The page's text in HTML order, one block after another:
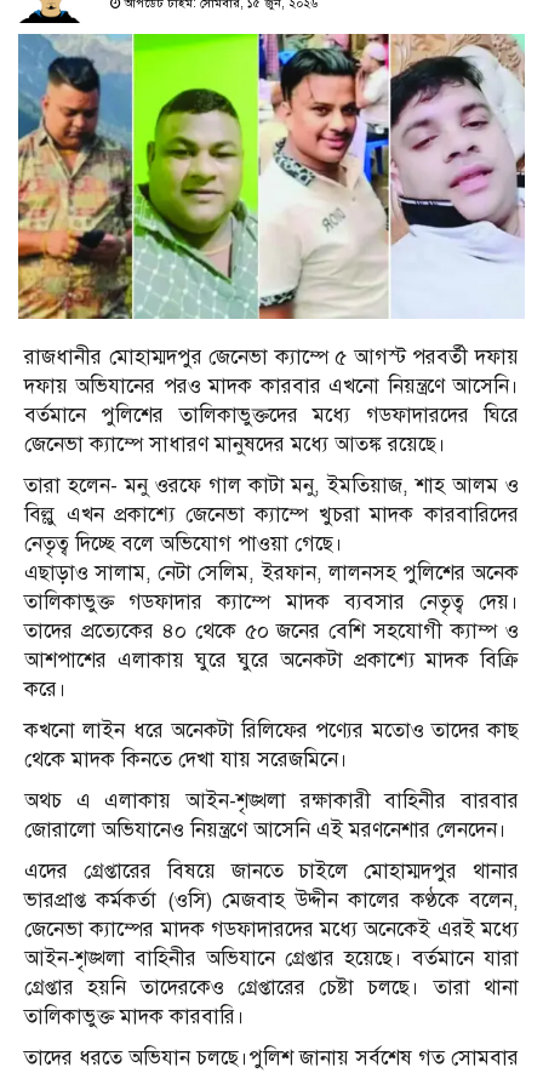
আপডেট টাইম: সোমবার, ১৫ জুন, ২০২৬
রাজধানীর মোহাম্মদপুর জেনেভা ক্যাম্পে ৫ আগস্ট পরবর্তী দফায়
দফায় অভিযানের পরও মাদক কারবার এখনো নিয়ন্ত্রণে আসেনি।
বর্তমানে পুলিশের তালিকাভুক্তদের মধ্যে গডফাদারদের ঘিরে
জেনেভা ক্যাম্পে সাধারণ মানুষদের মধ্যে আতঙ্ক রয়েছে।
তারা হলেন- মনু ওরফে গাল কাটা মনু, ইমতিয়াজ, শাহ আলম ও
বিল্লু এখন প্রকাশ্যে জেনেভা ক্যাম্পে খুচরা মাদক কারবারিদের
নেতৃত্ব দিচ্ছে বলে অভিযোগ পাওয়া গেছে।
এছাড়াও সালাম, নেটা সেলিম, ইরফান, লালনসহ পুলিশের অনেক
তালিকাভুক্ত গডফাদার ক্যাম্পে মাদক ব্যবসার নেতৃত্ব দেয়।
তাদের প্রত্যেকের ৪০ থেকে ৫০ জনের বেশি সহযোগী ক্যাম্প ও
আশপাশের এলাকায় ঘুরে ঘুরে অনেকটা প্রকাশ্যে মাদক বিক্রি
করে।
কখনো লাইন ধরে অনেকটা রিলিফের পণ্যের মতোও তাদের কাছ
থেকে মাদক কিনতে দেখা যায় সরেজমিনে।
অথচ এ এলাকায় আইন-শৃঙ্খলা রক্ষাকারী বাহিনীর বারবার
জোরালো অভিযানেও নিয়ন্ত্রণে আসেনি এই মরণনেশার লেনদেন।
এদের গ্রেপ্তারের বিষয়ে জানতে চাইলে মোহাম্মদপুর থানার
ভারপ্রাপ্ত কর্মকর্তা (ওসি) মেজবাহ উদ্দীন কালের কণ্ঠকে বলেন,
জেনেভা ক্যাম্পের মাদক গডফাদারদের মধ্যে অনেকেই এরই মধ্যে
আইন-শৃঙ্খলা বাহিনীর অভিযানে গ্রেপ্তার হয়েছে। বর্তমানে যারা
গ্রেপ্তার হয়নি তাদেরকেও গ্রেপ্তারের চেষ্টা চলছে। তারা থানা
তালিকাভুক্ত মাদক কারবারি।
তাদের ধরতে অভিযান চলছে।পুলিশ জানায় সর্বশেষ গত সোমবার